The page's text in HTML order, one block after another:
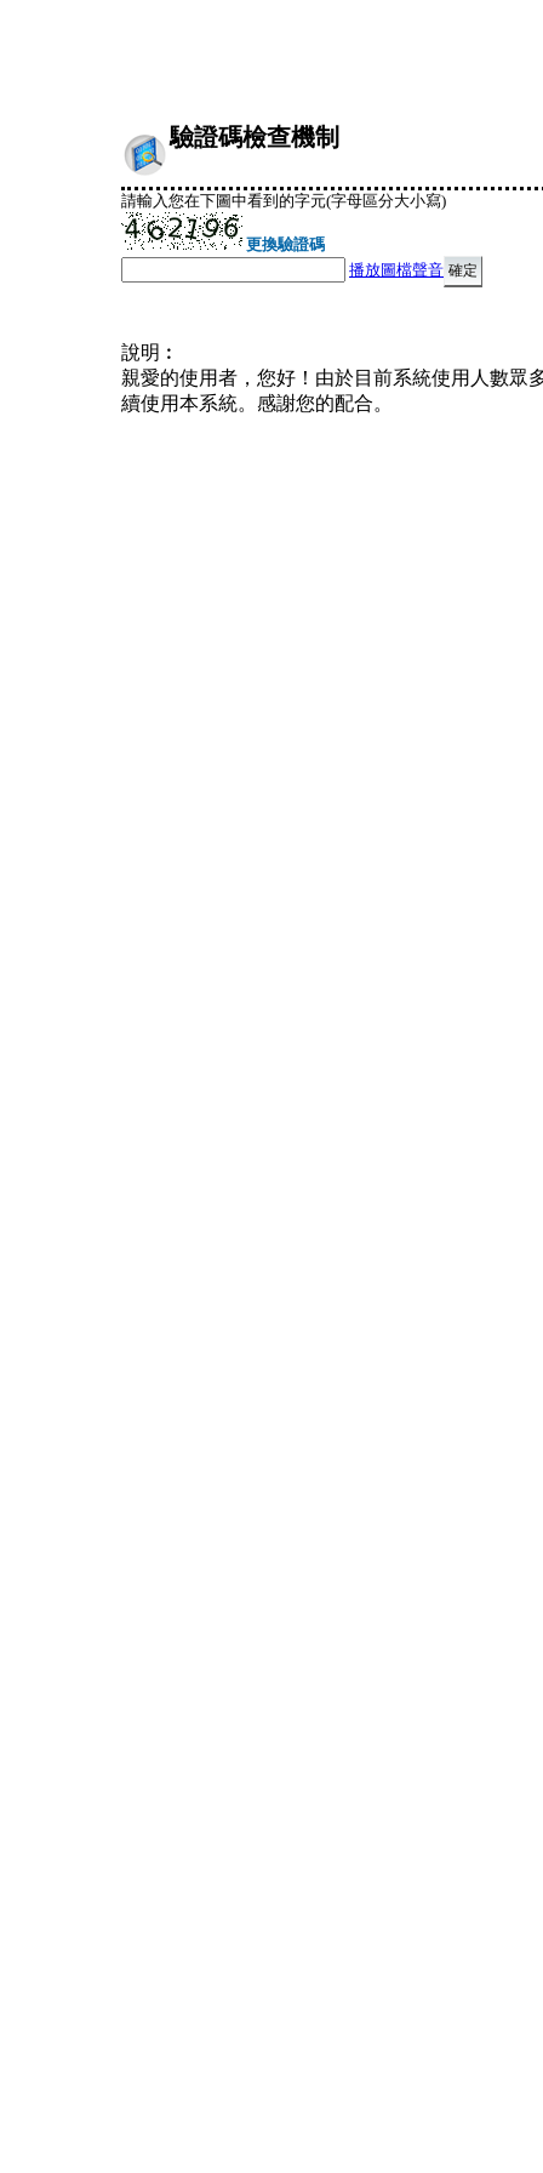
驗證碼檢查機制
請輸入您在下圖中看到的字元(字母區分大小寫)
更換驗證碼
播放圖檔聲音
說明︰
親愛的使用者，您好！由於目前系統使用人數眾
續使用本系統。感謝您的配合。